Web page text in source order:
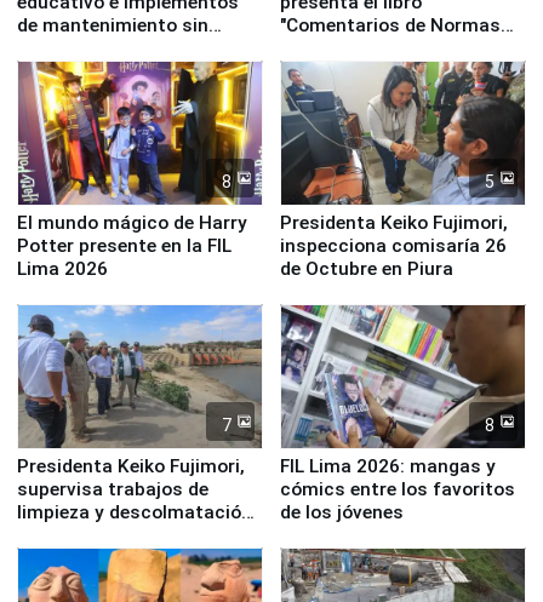
de mantenimiento sin
la UGEL 2
"Comentarios de Normas
Derecho Colectivo"
8
El mundo mágico de Harry
Potter presente en la FIL
Lima 2026
5
Presidenta Keiko Fujimori,
inspecciona comisaría 26
de Octubre en Piura
7
Presidenta Keiko Fujimori,
supervisa trabajos de
limpieza y descolmatación
8
FIL Lima 2026: mangas y
cómics entre los favoritos
de los jóvenes